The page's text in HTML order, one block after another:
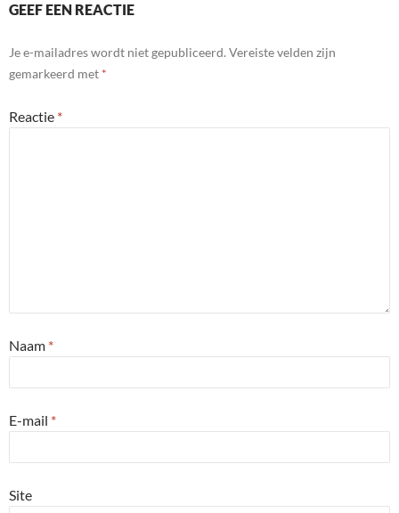
GEEF EEN REACTIE
Je e-mailadres wordt niet gepubliceerd. Vereiste velden zijn
gemarkeerd met *
Reactie *
Naam *
E-mail *
Site